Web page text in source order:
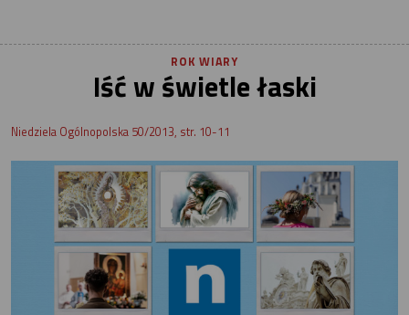
ROK WIARY
Iść w świetle łaski
Niedziela Ogólnopolska 50/2013, str. 10-11